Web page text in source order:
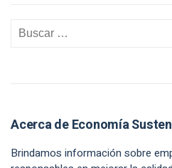
Acerca de Economía
Brindamos información sobre